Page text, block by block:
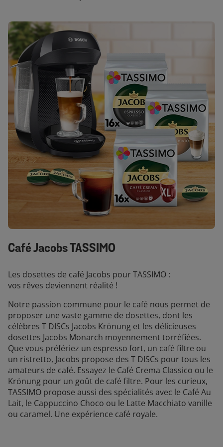
Café Jacobs TASSIMO
Les dosettes de café Jacobs pour TASSIMO :
vos rêves deviennent réalité !
Notre passion commune pour le café nous permet de
proposer une vaste gamme de dosettes, dont les
célèbres T DISCs Jacobs Krönung et les délicieuses
dosettes Jacobs Monarch moyennement torréfiées.
Que vous préfériez un espresso fort, un café filtre ou
un ristretto, Jacobs propose des T DISCs pour tous les
amateurs de café. Essayez le Café Crema Classico ou le
Krönung pour un goût de café filtre. Pour les curieux,
TASSIMO propose aussi des spécialités avec le Café Au
Lait, le Cappuccino Choco ou le Latte Macchiato vanille
ou caramel. Une expérience café royale.